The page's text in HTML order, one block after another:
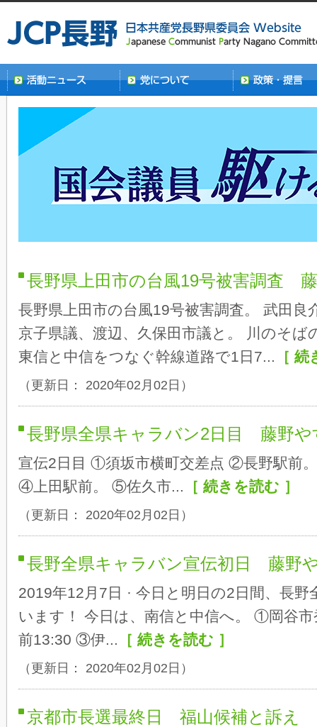
長野県上田市の台風19号被害調査
長野県上田市の台風19号被害調査。 武田良
京子県議、渡辺、久保田市議と。 川のそば
東信と中信をつなぐ幹線道路で1日7... ［
（更新日： 2020年02月02日）
長野県全県キャラバン2日目 藤野や
宣伝2日目 ①須坂市横町交差点 ②長野駅前
④上田駅前。 ⑤佐久市... ［ 続きを読む ］
（更新日： 2020年02月02日）
長野全県キャラバン宣伝初日 藤野
2019年12月7日 · 今日と明日の2日間、長
います！ 今日は、南信と中信へ。 ①岡谷
前13:30 ③伊... ［ 続きを読む ］
（更新日： 2020年02月02日）
京都市長選最終日 福山候補と訴え